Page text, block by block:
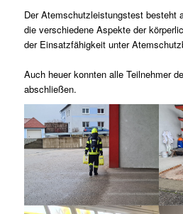
Der Atemschutzleistungstest besteht
die verschiedene Aspekte der
der Einsatzfähigkeit unter
Auch heuer konnten alle Teilnehmer
abschließen.